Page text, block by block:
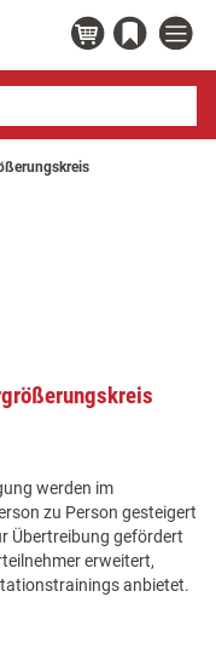
werden im
zu Person gesteigert
Übertreibung gefördert
erweitert,
anbietet.